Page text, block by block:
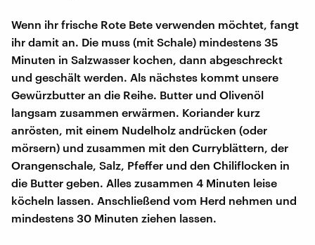
Wenn ihr frische Rote Bete verwenden möchtet, fangt
ihr damit an. Die muss (mit Schale) mindestens 35
Minuten in Salzwasser kochen, dann abgeschreckt
und geschält werden. Als nächstes kommt unsere
Gewürzbutter an die Reihe. Butter und Olivenöl
langsam zusammen erwärmen. Koriander kurz
anrösten, mit einem Nudelholz andrücken (oder
mörsern) und zusammen mit den Curryblättern, der
Orangenschale, Salz, Pfeffer und den Chiliflocken in
die Butter geben. Alles zusammen 4 Minuten leise
köcheln lassen. Anschließend vom Herd nehmen und
mindestens 30 Minuten ziehen lassen.